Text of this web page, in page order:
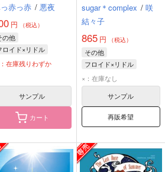
赤っ赤 / 悪夜
円 （税込）
の他
ロイド×リドル
ドル・ローズハート
在庫残りわずか
サンプル
カート
sugar＊complex / 咲
結々子
865円 （税込）
その他
フロイド×リドル
フロイド・リーチ
リドル・ローズハート
×：在庫なし
サンプル
再販希望